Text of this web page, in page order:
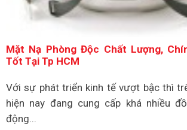
Mặt Nạ Phòng Độc Chất Lượng,
Tốt Tại Tp HCM
Với sự phát triển kinh tế vượt bậc thì
hiện nay đang cung cấp khá nhiều
động...